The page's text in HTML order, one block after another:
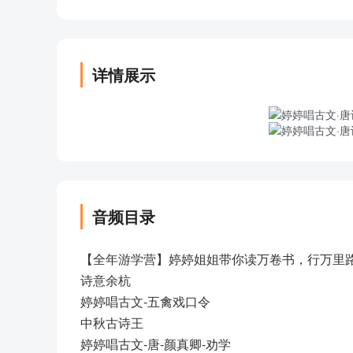
详情展示
音频目录
【全年游学营】婷婷姐姐带你读万卷书，行万里
诗意余杭
婷婷唱古文-五禽戏口令
中秋古诗王
婷婷唱古文-唐-颜真卿-劝学